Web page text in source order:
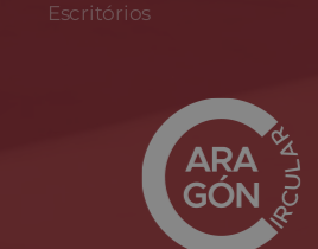
Escritórios